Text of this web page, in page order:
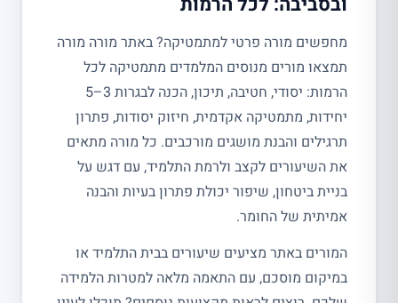
מחפשים מורה פרטי למתמטיקה? באתר מורה מורה
תמצאו מורים מנוסים המלמדים מתמטיקה לכל
הרמות: יסודי, חטיבה, תיכון, הכנה לבגרות 3–5
יחידות, מתמטיקה אקדמית, חיזוק יסודות, פתרון
תרגילים והבנת מושגים מורכבים. כל מורה מתאים
את השיעורים לקצב ולרמת התלמיד, עם דגש על
בניית ביטחון, שיפור יכולת פתרון בעיות והבנה
אמיתית של החומר.
המורים באתר מציעים שיעורים בבית התלמיד או
במיקום מוסכם, עם התאמה מלאה למטרות הלמידה